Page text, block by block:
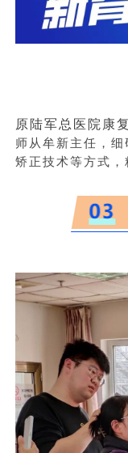
原陆军总医院康
师从牟新主任，
矫正技术等方式，